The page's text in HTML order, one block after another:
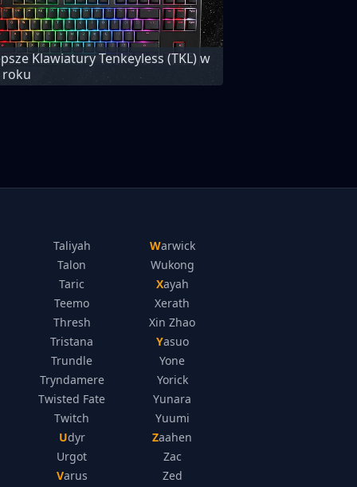
Klawiatury Tenkeyless (TKL) w
roku
Taliyah
Talon
Taric
Teemo
Thresh
Tristana
Trundle
Tryndamere
Twisted Fate
Twitch
Udyr
Urgot
Varus
Warwick
Wukong
Xayah
Xerath
Xin Zhao
Yasuo
Yone
Yorick
Yunara
Yuumi
Zaahen
Zac
Zed